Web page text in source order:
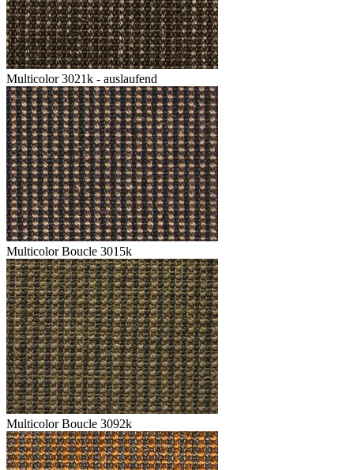
Multicolor 3021k - auslaufend
Multicolor Boucle 3015k
Multicolor Boucle 3092k